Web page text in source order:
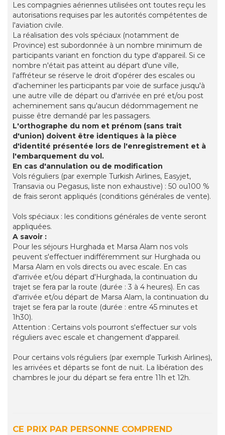
Les compagnies aériennes utilisées ont toutes reçu les
autorisations requises par les autorités compétentes de
l'aviation civile.
La réalisation des vols spéciaux (notamment de
Province) est subordonnée à un nombre minimum de
participants variant en fonction du type d'appareil. Si ce
nombre n'était pas atteint au départ d'une ville,
l'affréteur se réserve le droit d'opérer des escales ou
d'acheminer les participants par voie de surface jusqu'à
une autre ville de départ ou d'arrivée en pré et/ou post
acheminement sans qu'aucun dédommagement ne
puisse être demandé par les passagers.
L'orthographe du nom et prénom (sans trait
d'union) doivent être identiques à la pièce
d'identité présentée lors de l'enregistrement et à
l'embarquement du vol.
En cas d'annulation ou de modification
Vols réguliers (par exemple Turkish Airlines, Easyjet,
Transavia ou Pegasus, liste non exhaustive) : 50 ou100 %
de frais seront appliqués (conditions générales de vente).
Vols spéciaux : les conditions générales de vente seront
appliquées.
A savoir :
Pour les séjours Hurghada et Marsa Alam nos vols
peuvent s'effectuer indifféremment sur Hurghada ou
Marsa Alam en vols directs ou avec escale. En cas
d'arrivée et/ou départ d'Hurghada, la continuation du
trajet se fera par la route (durée : 3 à 4 heures). En cas
d'arrivée et/ou départ de Marsa Alam, la continuation du
trajet se fera par la route (durée : entre 45 minutes et
1h30).
Attention : Certains vols pourront s'effectuer sur vols
réguliers avec escale et changement d'appareil.
Pour certains vols réguliers (par exemple Turkish Airlines),
les arrivées et départs se font de nuit. La libération des
chambres le jour du départ se fera entre 11h et 12h.
CE PRIX PAR PERSONNE COMPREND